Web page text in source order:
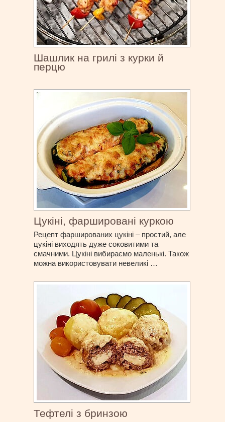
Шашлик на грилі з курки й
перцю
Цукіні, фаршировані куркою
Рецепт фаршированих цукіні – простий, але
цукіні виходять дуже соковитими та
смачними. Цукіні вибираємо маленькі. Також
можна використовувати невеликі …
Тефтелі з бринзою